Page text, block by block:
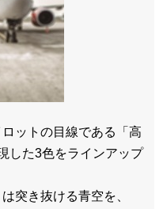
ットの目線である「高
した3色をラインアップ
突き抜ける青空を、